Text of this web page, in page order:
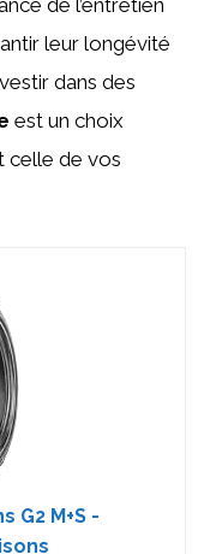
leur longévité
dans des
est un choix
celle de vos
G2 M+S -